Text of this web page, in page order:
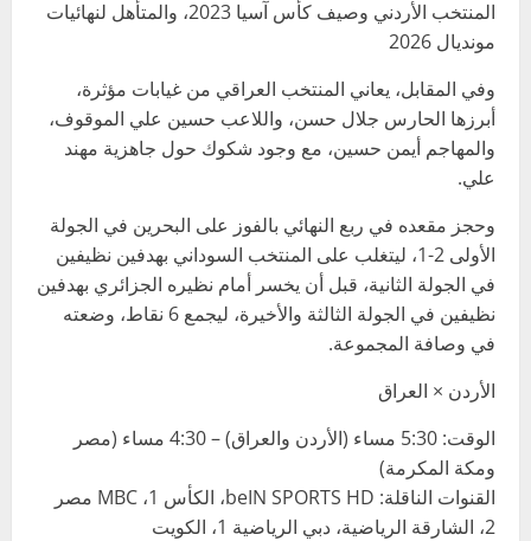
المنتخب الأردني وصيف كأس آسيا 2023، والمتأهل لنهائيات
مونديال 2026
وفي المقابل، يعاني المنتخب العراقي من غيابات مؤثرة،
أبرزها الحارس جلال حسن، واللاعب حسين علي الموقوف،
والمهاجم أيمن حسين، مع وجود شكوك حول جاهزية مهند
علي.
وحجز مقعده في ربع النهائي بالفوز على البحرين في الجولة
الأولى 2-1، ليتغلب على المنتخب السوداني بهدفين نظيفين
في الجولة الثانية، قبل أن يخسر أمام نظيره الجزائري بهدفين
نظيفين في الجولة الثالثة والأخيرة، ليجمع 6 نقاط، وضعته
في وصافة المجموعة.
الأردن × العراق
الوقت: 5:30 مساء (الأردن والعراق) – 4:30 مساء (مصر
ومكة المكرمة)
القنوات الناقلة: beIN SPORTS HD، الكأس 1، MBC مصر
2، الشارقة الرياضية، دبي الرياضية 1، الكويت